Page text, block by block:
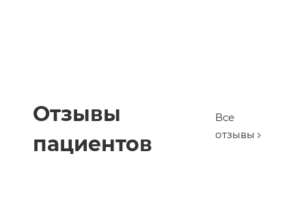
Отзывы
пациентов
Все
отзывы